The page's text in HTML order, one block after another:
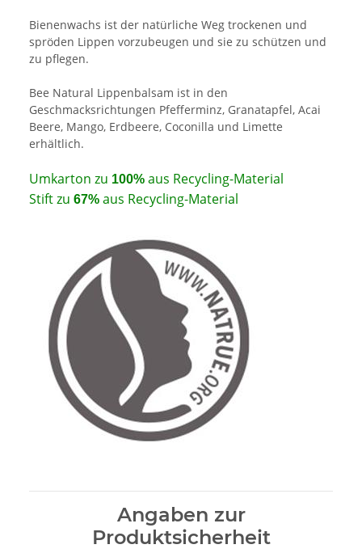
Bienenwachs ist der natürliche Weg trockenen und
spröden Lippen vorzubeugen und sie zu schützen und
zu pflegen.
Bee Natural Lippenbalsam ist in den
Geschmacksrichtungen Pfefferminz, Granatapfel, Acai
Beere, Mango, Erdbeere, Coconilla und Limette
erhältlich.
Umkarton zu 100% aus Recycling-Material
Stift zu 67% aus Recycling-Material
Angaben zur
Produktsicherheit